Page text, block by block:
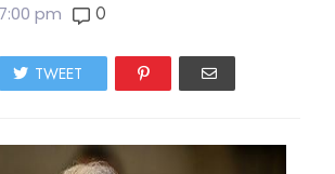
pm 0
TWEET